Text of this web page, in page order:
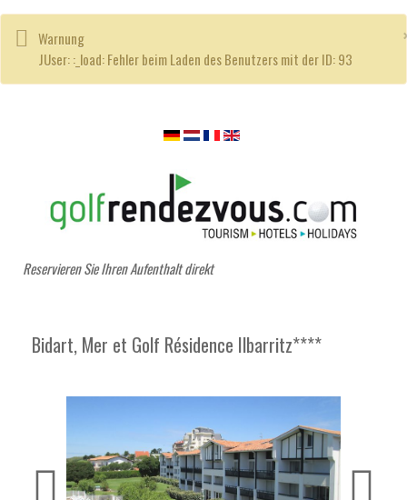
Warnung
JUser: :_load: Fehler beim Laden des Benutzers mit der ID: 93
Reservieren Sie Ihren Aufenthalt direkt
Bidart, Mer et Golf Résidence Ilbarritz****